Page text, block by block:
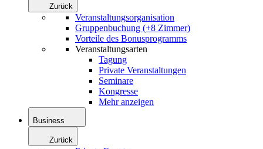
Zurück
Veranstaltungsorganisation
Gruppenbuchung (+8 Zimmer)
Vorteile des Bonusprogramms
Veranstaltungsarten
Tagung
Private Veranstaltungen
Seminare
Kongresse
Mehr anzeigen
Business
Zurück